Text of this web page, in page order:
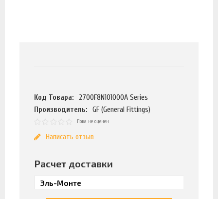
Код Товара:
2700F8N101000A Series
Производитель:
GF (General Fittings)
Пока не оценен
Написать отзыв
Расчет доставки